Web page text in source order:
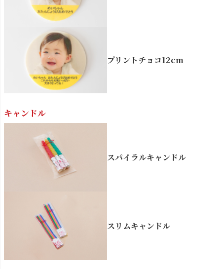
プリントチョコ12cm
キャンドル
スパイラルキャンドル
スリムキャンドル